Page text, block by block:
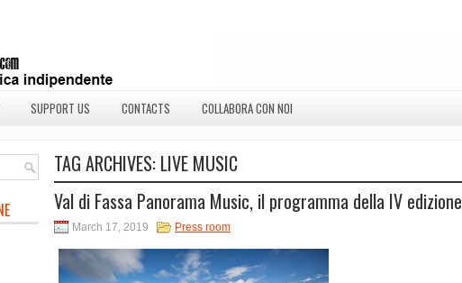
SUPPORT US CONTACTS COLLABORA CON NOI
TAG ARCHIVES: LIVE MUSIC
Val di Fassa Panorama Music, il programma della IV edizione
March 17, 2019 Press room